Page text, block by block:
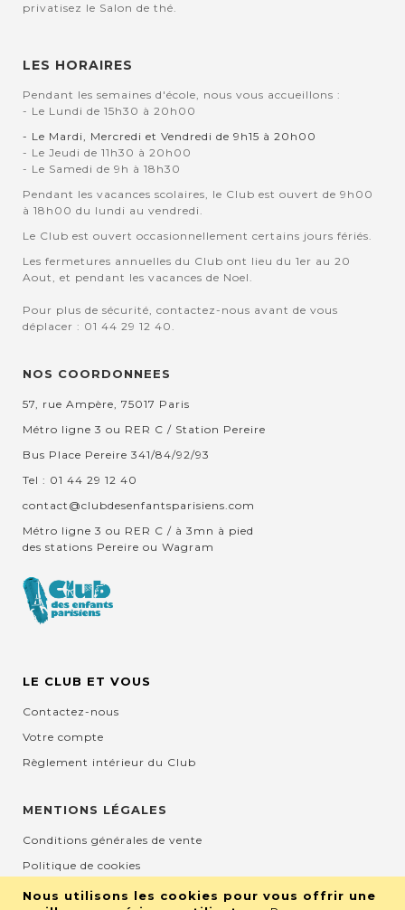
Nous utilisons les cookies pour vous offrir une
privatisez le Salon de thé.
LES HORAIRES
Pendant les semaines d'école, nous vous accueillons :
- Le Lundi de 15h30 à 20h00
- Le Mardi, Mercredi et Vendredi de 9h15 à 20h00
- Le Jeudi de 11h30 à 20h00
- Le Samedi de 9h à 18h30
Pendant les vacances scolaires, le Club est ouvert de 9h00
à 18h00 du lundi au vendredi.
Le Club est ouvert occasionnellement certains jours fériés.
Les fermetures annuelles du Club ont lieu du 1er au 20
Aout, et pendant les vacances de Noel.
Pour plus de sécurité, contactez-nous avant de vous
déplacer : 01 44 29 12 40.
NOS COORDONNEES
57, rue Ampère, 75017 Paris
Métro ligne 3 ou RER C / Station Pereire
Bus Place Pereire 341/84/92/93
Tel : 01 44 29 12 40
contact@clubdesenfantsparisiens.com
Métro ligne 3 ou RER C / à 3mn à pied
des stations Pereire ou Wagram
LE CLUB ET VOUS
Contactez-nous
Votre compte
Règlement intérieur du Club
MENTIONS LÉGALES
Conditions générales de vente
Politique de cookies
Mentions légales et CGU